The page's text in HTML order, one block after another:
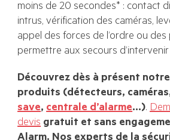
moins de 20 secondes* : contact
intrus, vérification des caméras,
appel des forces de l’ordre ou
permettre aux secours
Découvrez dès à présent
produits (détecteurs,
save, centrale d’alarme…).
devis gratuit et sans